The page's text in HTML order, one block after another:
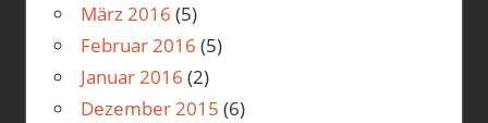
März 2016 (5)
Februar 2016 (5)
Januar 2016 (2)
Dezember 2015 (6)